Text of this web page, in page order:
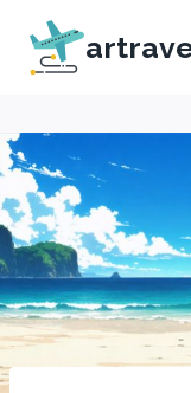
Перейти
содержимому